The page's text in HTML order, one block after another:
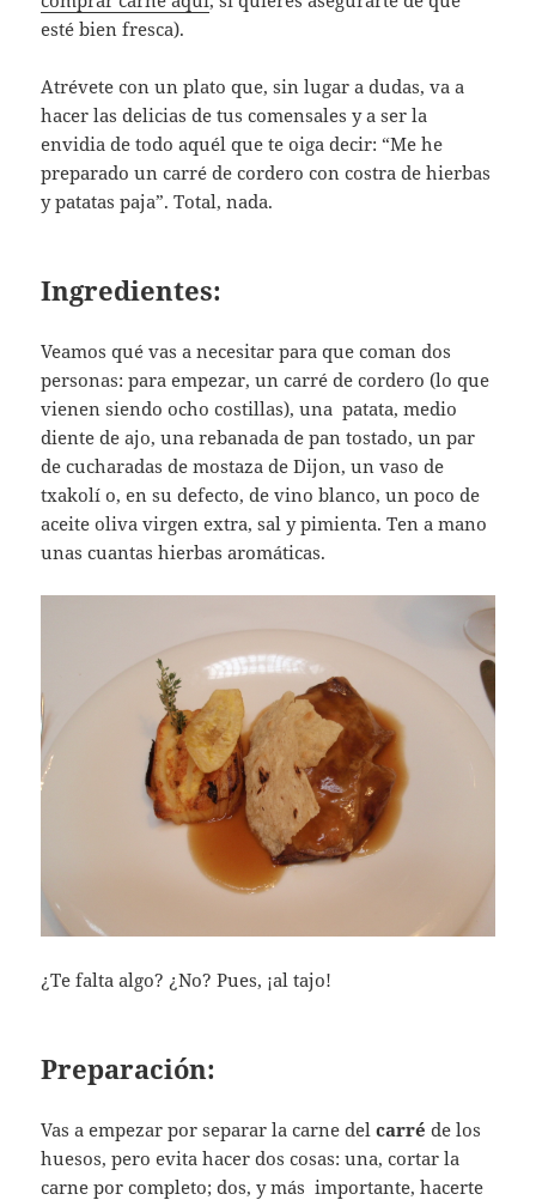
esté bien fresca).
Atrévete con un plato que, sin lugar a dudas, va a
hacer las delicias de tus comensales y a ser la
envidia de todo aquél que te oiga decir: “Me he
preparado un carré de cordero con costra de hierbas
y patatas paja”. Total, nada.
Ingredientes:
Veamos qué vas a necesitar para que coman dos
personas: para empezar, un carré de cordero (lo que
vienen siendo ocho costillas), una patata, medio
diente de ajo, una rebanada de pan tostado, un par
de cucharadas de mostaza de Dijon, un vaso de
txakolí o, en su defecto, de vino blanco, un poco de
aceite oliva virgen extra, sal y pimienta. Ten a mano
unas cuantas hierbas aromáticas.
¿Te falta algo? ¿No? Pues, ¡al tajo!
Preparación:
Vas a empezar por separar la carne delcarré de los
huesos, pero evita hacer dos cosas: una, cortar la
carne por completo; dos, y más importante, hacerte